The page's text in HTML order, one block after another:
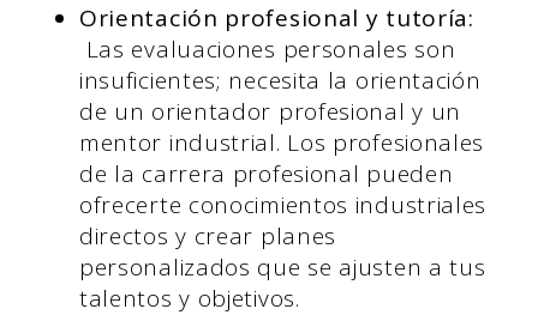
Orientación profesional y tutoría:
Las evaluaciones personales son
insuficientes; necesita la orientación
de un orientador profesional y un
mentor industrial. Los profesionales
de la carrera profesional pueden
ofrecerte conocimientos industriales
directos y crear planes
personalizados que se ajusten a tus
talentos y objetivos.